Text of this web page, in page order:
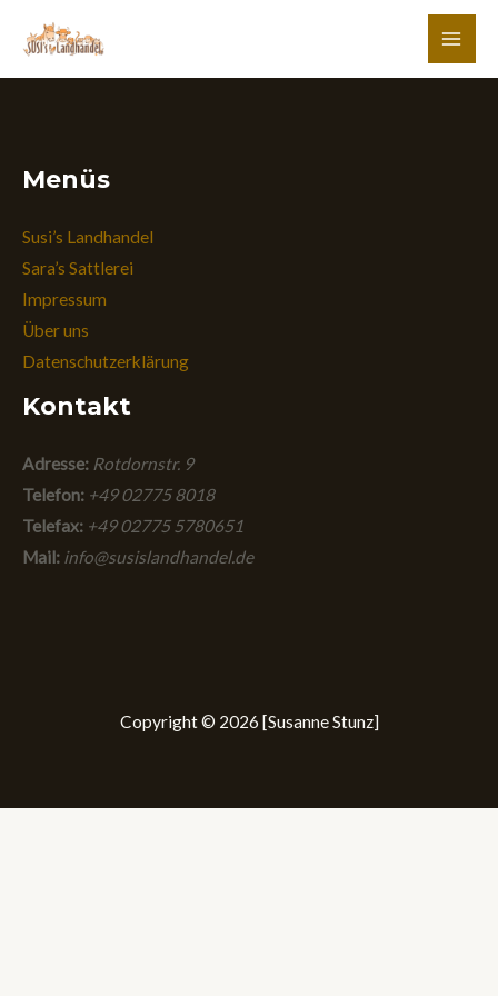
Inhalt
springen
Menüs
Susi’s Landhandel
Sara’s Sattlerei
Impressum
Über uns
Datenschutzerklärung
Kontakt
Adresse: Rotdornstr. 9
Telefon: +49 02775 8018
Telefax: +49 02775 5780651
Mail: info@susislandhandel.de
Copyright © 2026 [Susanne Stunz]